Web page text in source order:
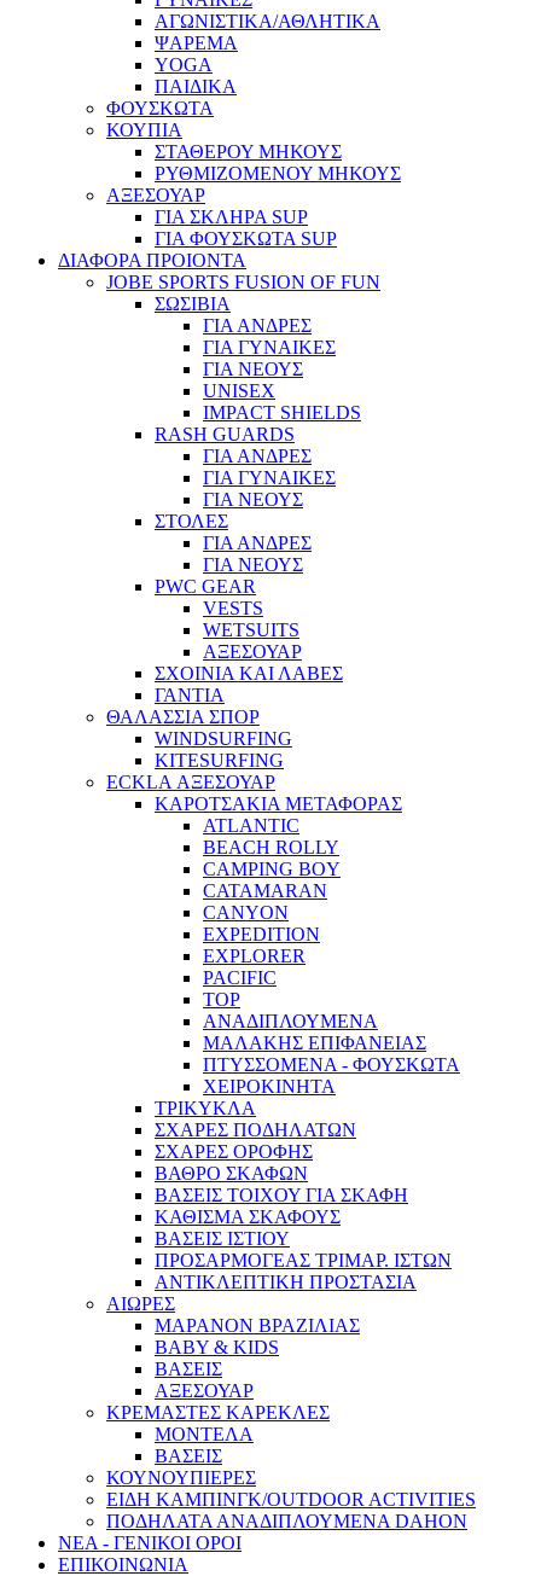
ΑΓΩΝΙΣΤΙΚΑ/ΑΘΛΗΤΙΚΑ
ΨΑΡΕΜΑ
YOGA
ΠΑΙΔΙΚΑ
ΦΟΥΣΚΩΤΑ
ΚΟΥΠΙΑ
ΣΤΑΘΕΡΟΥ ΜΗΚΟΥΣ
ΡΥΘΜΙΖΟΜΕΝΟΥ ΜΗΚΟΥΣ
ΑΞΕΣΟΥΑΡ
ΓΙΑ ΣΚΛΗΡΑ SUP
ΓΙΑ ΦΟΥΣΚΩΤΑ SUP
ΔΙΑΦΟΡΑ ΠΡΟΙΟΝΤΑ
JOBE SPORTS FUSION OF FUN
ΣΩΣΙΒΙΑ
ΓΙΑ ΑΝΔΡΕΣ
ΓΙΑ ΓΥΝΑΙΚΕΣ
ΓΙΑ ΝΕΟΥΣ
UNISEX
IMPACT SHIELDS
RASH GUARDS
ΓΙΑ ΑΝΔΡΕΣ
ΓΙΑ ΓΥΝΑΙΚΕΣ
ΓΙΑ ΝΕΟΥΣ
ΣΤΟΛΕΣ
ΓΙΑ ΑΝΔΡΕΣ
ΓΙΑ ΝΕΟΥΣ
PWC GEAR
VESTS
WETSUITS
ΑΞΕΣΟΥΑΡ
ΣΧΟΙΝΙΑ ΚΑΙ ΛΑΒΕΣ
ΓΑΝΤΙΑ
ΘΑΛΑΣΣΙΑ ΣΠΟΡ
WINDSURFING
KITESURFING
ECKLA ΑΞΕΣΟΥΑΡ
ΚΑΡΟΤΣΑΚΙΑ ΜΕΤΑΦΟΡΑΣ
ATLANTIC
BEACH ROLLY
CAMPING BOY
CATAMARAN
CANYON
EXPEDITION
EXPLORER
PACIFIC
TOP
ΑΝΑΔΙΠΛΟΥΜΕΝΑ
ΜΑΛΑΚΗΣ ΕΠΙΦΑΝΕΙΑΣ
ΠΤΥΣΣΟΜΕΝΑ - ΦΟΥΣΚΩΤΑ
ΧΕΙΡΟΚΙΝΗΤΑ
ΤΡΙΚΥΚΛΑ
ΣΧΑΡΕΣ ΠΟΔΗΛΑΤΩΝ
ΣΧΑΡΕΣ ΟΡΟΦΗΣ
ΒΑΘΡΟ ΣΚΑΦΩΝ
ΒΑΣΕΙΣ ΤΟΙΧΟΥ ΓΙΑ ΣΚΑΦΗ
ΚΑΘΙΣΜΑ ΣΚΑΦΟΥΣ
ΒΑΣΕΙΣ ΙΣΤΙΟΥ
ΠΡΟΣΑΡΜΟΓΕΑΣ ΤΡΙΜΑΡ. ΙΣΤΩΝ
ΑΝΤΙΚΛΕΠΤΙΚΗ ΠΡΟΣΤΑΣΙΑ
ΑΙΩΡΕΣ
ΜΑΡΑΝΟΝ ΒΡΑΖΙΛΙΑΣ
BABY & KIDS
ΒΑΣΕΙΣ
ΑΞΕΣΟΥΑΡ
ΚΡΕΜΑΣΤΕΣ ΚΑΡΕΚΛΕΣ
ΜΟΝΤΕΛΑ
ΒΑΣΕΙΣ
ΚΟΥΝΟΥΠΙΕΡΕΣ
ΕΙΔΗ ΚΑΜΠΙΝΓΚ/OUTDOOR ACTIVITIES
ΠΟΔΗΛΑΤΑ ΑΝΑΔΙΠΛΟΥΜΕΝΑ DAHON
ΝΕΑ - ΓΕΝΙΚΟΙ ΟΡΟΙ
ΕΠΙΚΟΙΝΩΝΙΑ